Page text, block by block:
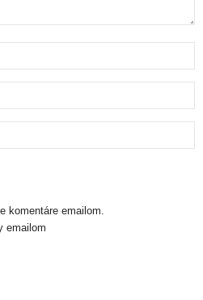
komentáre emailom.
emailom